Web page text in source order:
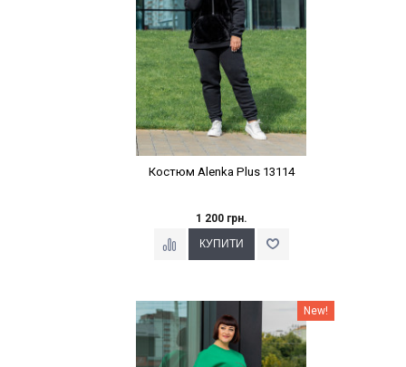
Костюм Alenka Plus 13114
1 200 грн.
Наклейки Варіант з % New!